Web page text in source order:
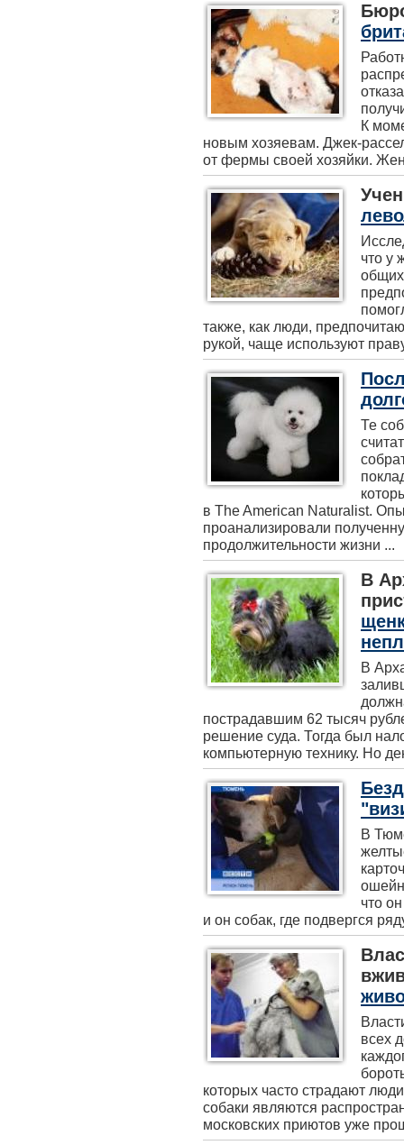
К
новым хозяевам. Джек-
от фермы своей хозяйки.
что у
также, как люди,
рукой, чаще используют
Те
в The American Naturalist.
проанализировали
продолжительности жизни ...
В
В
пострадавшим 62 тысяч
решение суда. Тогда был
компьютерную технику. Но
В
что
и он собак, где подвергся
всех
которых часто страдают
собаки являются
московских приютов уже